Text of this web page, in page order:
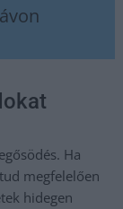
Ha
megfelelően
hidegen